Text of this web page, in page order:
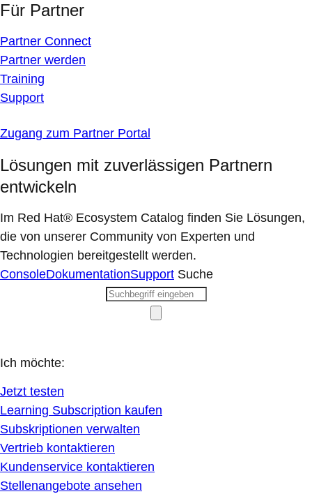
Für Partner
Partner Connect
Partner werden
Training
Support
Zugang zum Partner Portal
Lösungen mit zuverlässigen Partnern
entwickeln
Im Red Hat® Ecosystem Catalog finden Sie Lösungen,
die von unserer Community von Experten und
Technologien bereitgestellt werden.
ConsoleDokumentationSupport Suche
Ich möchte:
Jetzt testen
Learning Subscription kaufen
Subskriptionen verwalten
Vertrieb kontaktieren
Kundenservice kontaktieren
Stellenangebote ansehen